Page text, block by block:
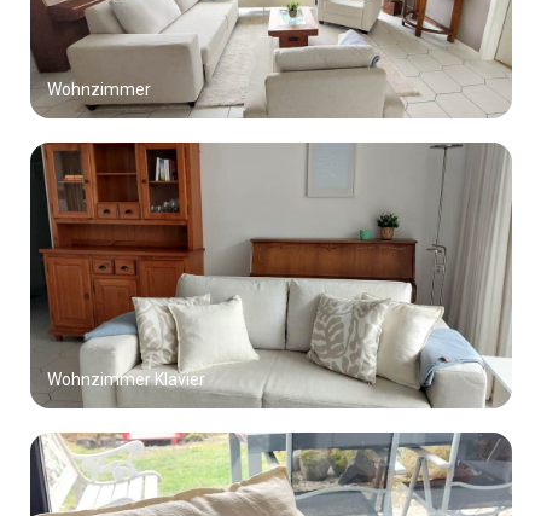
Wohnzimmer
Wohnzimmer Klavier